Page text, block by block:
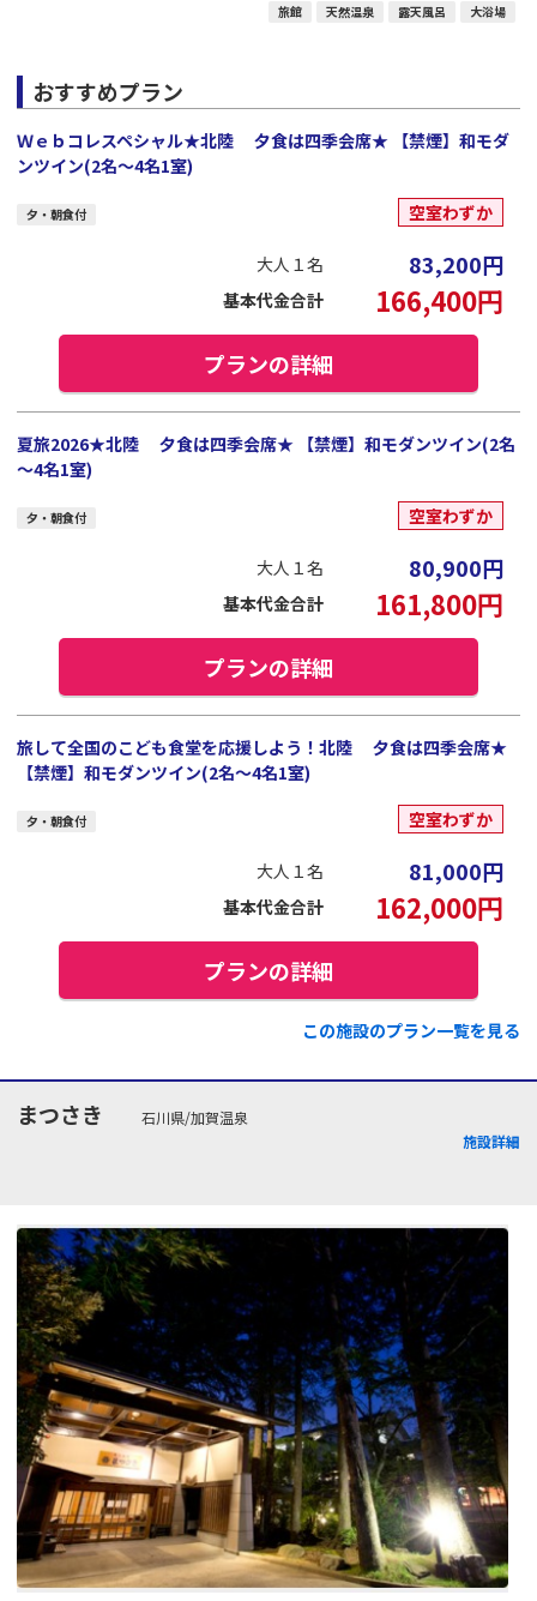
旅館 天然温泉 露天風呂 大浴場
おすすめプラン
Ｗｅｂコレスペシャル★北陸 夕食は四季会席★ 【禁煙】和モダ
ンツイン(2名～4名1室)
夕・朝食付 空室わずか
大人１名 83,200円
基本代金合計 166,400円
プランの詳細
夏旅2026★北陸 夕食は四季会席★ 【禁煙】和モダンツイン(2名
～4名1室)
夕・朝食付 空室わずか
大人１名 80,900円
基本代金合計 161,800円
プランの詳細
旅して全国のこども食堂を応援しよう！北陸 夕食は四季会席★
【禁煙】和モダンツイン(2名～4名1室)
夕・朝食付 空室わずか
大人１名 81,000円
基本代金合計 162,000円
プランの詳細
この施設のプラン一覧を見る
まつさき
石川県/加賀温泉
施設詳細